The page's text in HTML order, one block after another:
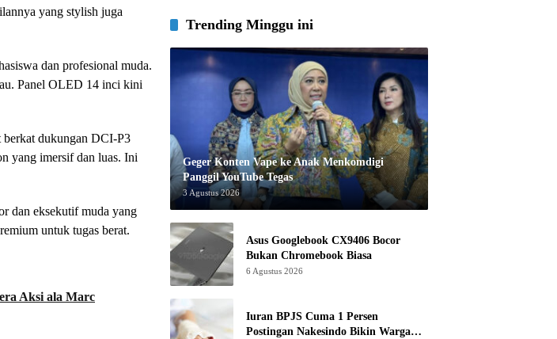
yang stylish juga
dan profesional muda.
Panel OLED 14 inci kini
dukungan DCI-P3
yang imersif dan luas. Ini
dan eksekutif muda yang
untuk tugas berat.
Aksi ala Marc
Trending Minggu ini
Geger Konten Vape ke Anak Menkomdigi
Panggil YouTube Tegas
3 Agustus 2026
Asus Googlebook CX9406 Bocor
Bukan Chromebook Biasa
6 Agustus 2026
Iuran BPJS Cuma 1 Persen
Postingan Nakesindo Bikin Warganet